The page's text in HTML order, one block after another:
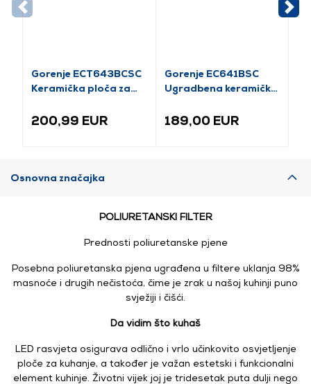
Gorenje ECT643BCSC
Keramička ploča za
200,99 EUR
Gorenje EC641BSC
Ugradbena keramička
189,00 EUR
Osnovna značajka
POLIURETANSKI FILTER
Prednosti poliuretanske pjene
Posebna poliuretanska pjena ugrađena u filtere uklanja 98%
masnoće i drugih nečistoća, čime je zrak u našoj kuhinji puno
svježiji i čišći.
Da vidim što kuhaš
LED rasvjeta osigurava odlično i vrlo učinkovito osvjetljenje
ploče za kuhanje, a također je važan estetski i funkcionalni
element kuhinje. Životni vijek joj je tridesetak puta dulji nego